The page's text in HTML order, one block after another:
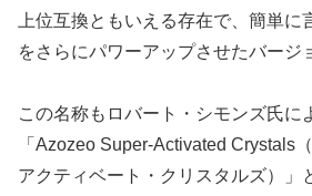
上位互換ともいえる存在で、簡単に
をさらにパワーアップさせたバージ
この名称もロバート・シモンズ氏に
「Azozeo Super-Activated Crystals
アクティベート・クリスタルズ）」